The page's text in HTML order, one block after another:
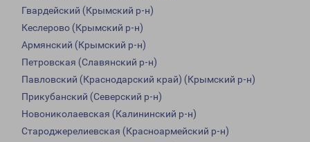
Гвардейский (Крымский р-н)
Кеслерово (Крымский р-н)
Армянский (Крымский р-н)
Петровская (Славянский р-н)
Павловский (Краснодарский край) (Крымский р-н)
Прикубанский (Северский р-н)
Новониколаевская (Калининский р-н)
Староджерелиевская (Красноармейский р-н)